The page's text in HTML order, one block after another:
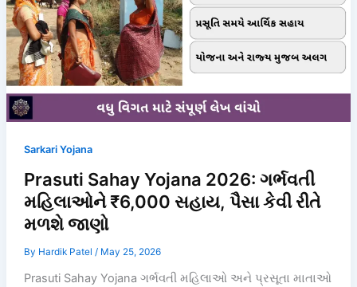
Sarkari Yojana
Prasuti Sahay Yojana 2026: ગર્ભવતી
મહિલાઓને ₹6,000 સહાય, પૈસા કેવી રીતે
મળશે જાણો
By Hardik Patel / May 25, 2026
Prasuti Sahay Yojana ગર્ભવતી મહિલાઓ અને પ્રસૂતા માતાઓ